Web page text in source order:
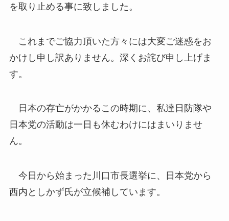
を取り止める事に致しました。
これまでご協力頂いた方々には大変ご迷惑をお
かけし申し訳ありません。深くお詫び申し上げま
す。
日本の存亡がかかるこの時期に、私達日防隊や
日本党の活動は一日も休むわけにはまいりませ
ん。
今日から始まった川口市長選挙に、日本党から
西内としかず氏が立候補しています。